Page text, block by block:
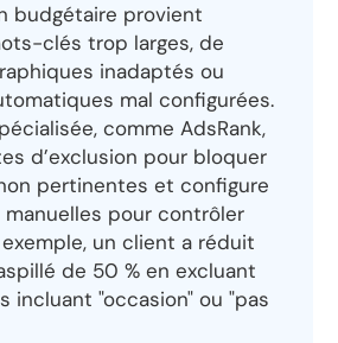
budgétaire provient
clés trop larges, de
inadaptés ou
mal configurées.
comme AdsRank,
d’exclusion pour bloquer
pertinentes et configure
pour contrôler
un client a réduit
de 50 % en excluant
incluant "occasion" ou "pas